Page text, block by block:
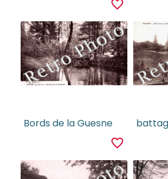
favorite_border
Bords de la Guesne
favorite_border